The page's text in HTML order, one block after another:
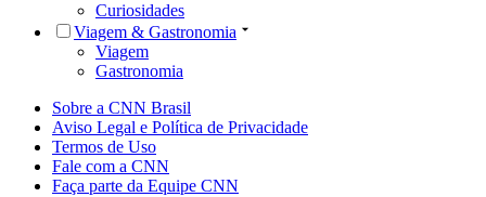
Curiosidades
Viagem & Gastronomia
Viagem
Gastronomia
Sobre a CNN Brasil
Aviso Legal e Política de Privacidade
Termos de Uso
Fale com a CNN
Faça parte da Equipe CNN